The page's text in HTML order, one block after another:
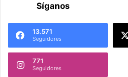
Síganos
13.571
Seguidores
771
Seguidores